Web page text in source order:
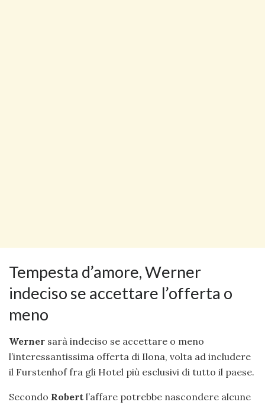
Tempesta d’amore, Werner
indeciso se accettare l’offerta o
meno
Werner sarà indeciso se accettare o meno
l’interessantissima offerta di Ilona, volta ad includere
il Furstenhof fra gli Hotel più esclusivi di tutto il paese.
Secondo Robert l’affare potrebbe nascondere alcune